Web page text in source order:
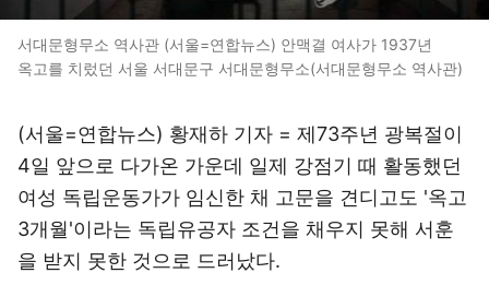
서대문형무소 역사관 (서울=연합뉴스) 안맥결 여사가 1937년
옥고를 치렀던 서울 서대문구 서대문형무소(서대문형무소 역사관)
(서울=연합뉴스) 황재하 기자 = 제73주년 광복절이
4일 앞으로 다가온 가운데 일제 강점기 때 활동했던
여성 독립운동가가 임신한 채 고문을 견디고도 '옥고
3개월'이라는 독립유공자 조건을 채우지 못해 서훈
을 받지 못한 것으로 드러났다.